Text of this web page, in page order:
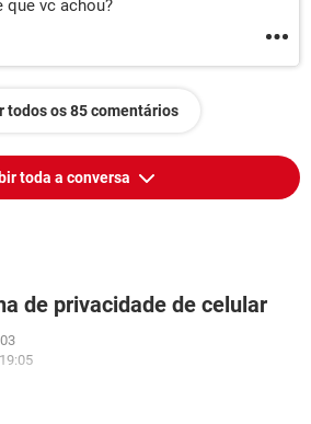
vc achou?
todos os 85 comentários
toda a conversa
de privacidade de celular